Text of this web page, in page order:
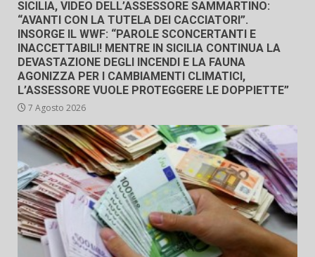
SICILIA, VIDEO DELL’ASSESSORE SAMMARTINO:
“AVANTI CON LA TUTELA DEI CACCIATORI”.
INSORGE IL WWF: “PAROLE SCONCERTANTI E
INACCETTABILI! MENTRE IN SICILIA CONTINUA LA
DEVASTAZIONE DEGLI INCENDI E LA FAUNA
AGONIZZA PER I CAMBIAMENTI CLIMATICI,
L’ASSESSORE VUOLE PROTEGGERE LE DOPPIETTE”
7 Agosto 2026